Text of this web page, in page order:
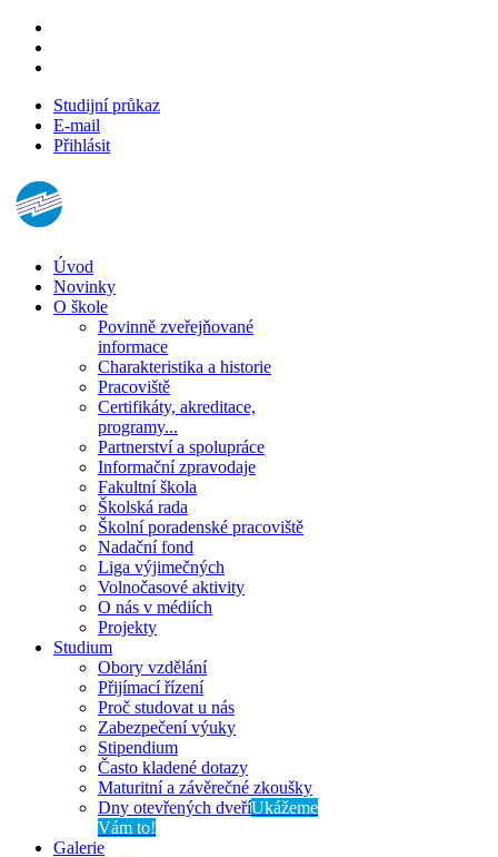
Studijní průkaz
E-mail
Přihlásit
Úvod
Novinky
O škole
Povinně zveřejňované
informace
Charakteristika a historie
Pracoviště
Certifikáty, akreditace,
programy...
Partnerství a spolupráce
Informační zpravodaje
Fakultní škola
Školská rada
Školní poradenské pracoviště
Nadační fond
Liga výjimečných
Volnočasové aktivity
O nás v médiích
Projekty
Studium
Obory vzdělání
Přijímací řízení
Proč studovat u nás
Zabezpečení výuky
Stipendium
Často kladené dotazy
Maturitní a závěrečné zkoušky
Dny otevřených dveříUkážeme
Vám to!
Galerie